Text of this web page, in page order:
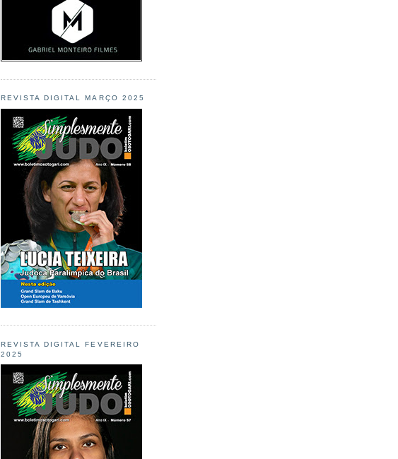
REVISTA DIGITAL MARÇO 2025
REVISTA DIGITAL FEVEREIRO
2025